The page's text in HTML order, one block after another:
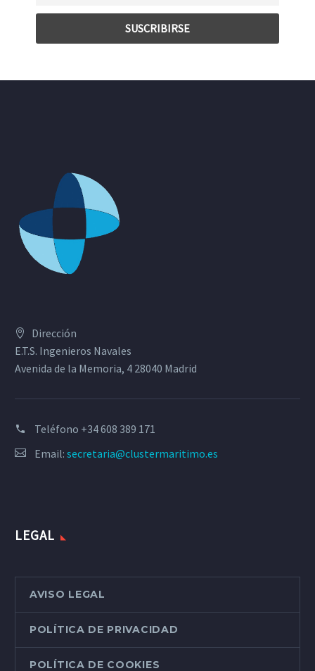
Dirección
E.T.S. Ingenieros Navales
Avenida de la Memoria, 4 28040 Madrid
Teléfono +34 608 389 171
Email: secretaria@clustermaritimo.es
LEGAL
AVISO LEGAL
POLÍTICA DE PRIVACIDAD
POLÍTICA DE COOKIES